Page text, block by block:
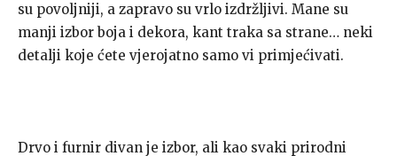
su povoljniji, a zapravo su vrlo izdržljivi. Mane su
manji izbor boja i dekora, kant traka sa strane… neki
detalji koje ćete vjerojatno samo vi primjećivati.
Drvo i furnir divan je izbor, ali kao svaki prirodni